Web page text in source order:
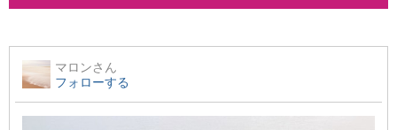
マロンさん
フォローする